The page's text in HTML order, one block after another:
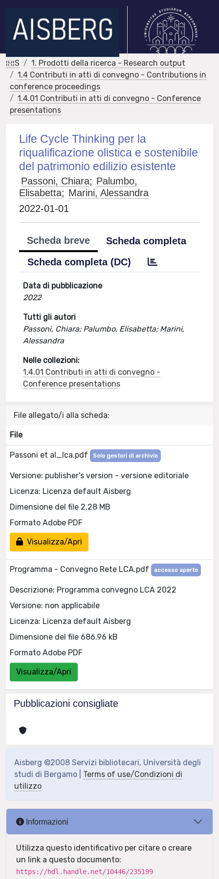
IRIS
1. Prodotti della ricerca - Research output
1.4 Contributi in atti di convegno - Contributions in
conference proceedings
1.4.01 Contributi in atti di convegno - Conference
presentations
Life Cycle Thinking per la
riqualificazione olistica e sostenibile
del patrimonio edilizio esistente
Passoni, Chiara; Palumbo,
Elisabetta; Marini, Alessandra
2022-01-01
Scheda breve
Scheda completa
Scheda completa (DC)
Data di pubblicazione
2022
Tutti gli autori
Passoni, Chiara; Palumbo, Elisabetta; Marini,
Alessandra
Nelle collezioni:
1.4.01 Contributi in atti di convegno -
Conference presentations
File allegato/i alla scheda:
File
Passoni et al_lca.pdf Solo gestori di archivio
Versione: publisher's version - versione editoriale
Licenza: Licenza default Aisberg
Dimensione del file 2.28 MB
Formato Adobe PDF
Visualizza/Apri
Programma - Convegno Rete LCA.pdf accesso aperto
Descrizione: Programma convegno LCA 2022
Versione: non applicabile
Licenza: Licenza default Aisberg
Dimensione del file 686.96 kB
Formato Adobe PDF
Visualizza/Apri
Pubblicazioni consigliate
Aisberg ©2008 Servizi bibliotecari, Università degli
studi di Bergamo | Terms of use/Condizioni di
utilizzo
Informazioni
Utilizza questo identificativo per citare o creare
un link a questo documento:
https://hdl.handle.net/10446/235199